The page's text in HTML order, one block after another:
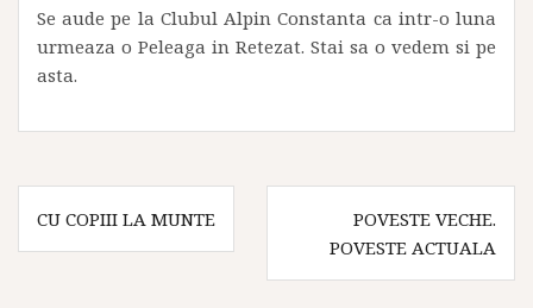
Se aude pe la Clubul Alpin Constanta ca intr-o luna
urmeaza o Peleaga in Retezat. Stai sa o vedem si pe
asta.
Navigare
înCU COPIII LA MUNTE
POVESTE VECHE.
POVESTE ACTUALA